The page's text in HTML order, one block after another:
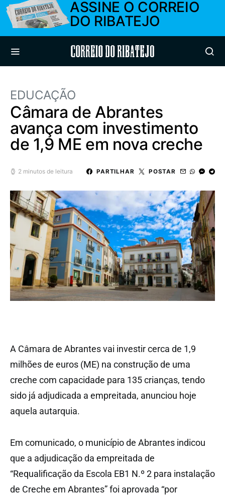
ASSINE O CORREIO
DO RIBATEJO
Correio do Ribatejo
EDUCAÇÃO
Câmara de Abrantes
avança com investimento
de 1,9 ME em nova creche
2 minutos de leitura PARTILHAR POSTAR
A Câmara de Abrantes vai investir cerca de 1,9
milhões de euros (ME) na construção de uma
creche com capacidade para 135 crianças, tendo
sido já adjudicada a empreitada, anunciou hoje
aquela autarquia.
Em comunicado, o município de Abrantes indicou
que a adjudicação da empreitada de
“Requalificação da Escola EB1 N.º 2 para instalação
de Creche em Abrantes” foi aprovada “por